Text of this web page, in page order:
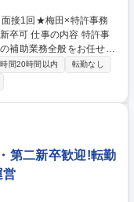
特許事
補助業務全般をお任せし
で、「大学受験で英語科
大丈夫です！ 【具体
類作成業務。 ・クライ
書類作成業務。 ・期
入力業務。 募集職
書き必須)/未経験・第
間20時間以内
転勤なし
第二新卒歓迎!転勤
営